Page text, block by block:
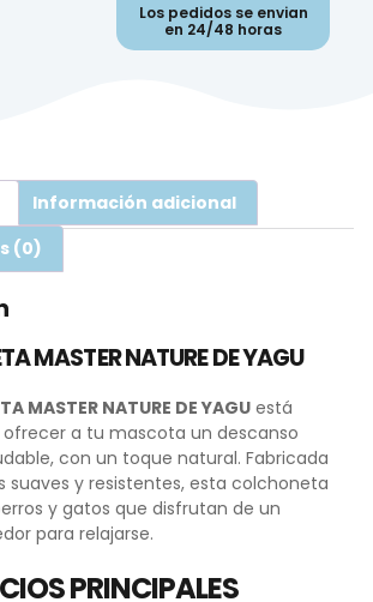
Los pedidos se envian
en 24/48 horas
Información adicional
(0)
MASTER NATURE DE YAGU
MASTER NATURE DE YAGU está
a tu mascota un descanso
con un toque natural. Fabricada
suaves y resistentes, esta colchoneta
y gatos que disfrutan de un
para relajarse.
PRINCIPALES